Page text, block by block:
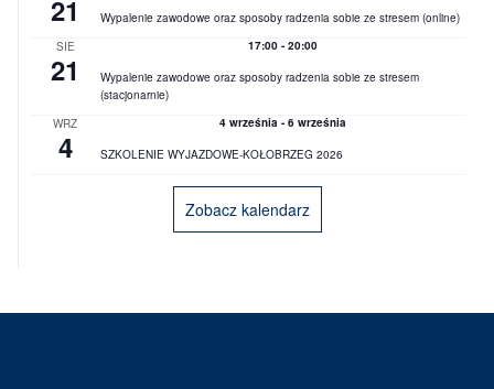
DO POBRANIA
KONTAKT
21
Wypalenie zawodowe oraz sposoby radzenia sobie ze stresem (online)
SIE
21
17:00 - 20:00
Wypalenie zawodowe oraz sposoby radzenia sobie ze stresem
(stacjonarnie)
WRZ
4
4 września - 6 września
SZKOLENIE WYJAZDOWE-KOŁOBRZEG 2026
Zobacz kalendarz